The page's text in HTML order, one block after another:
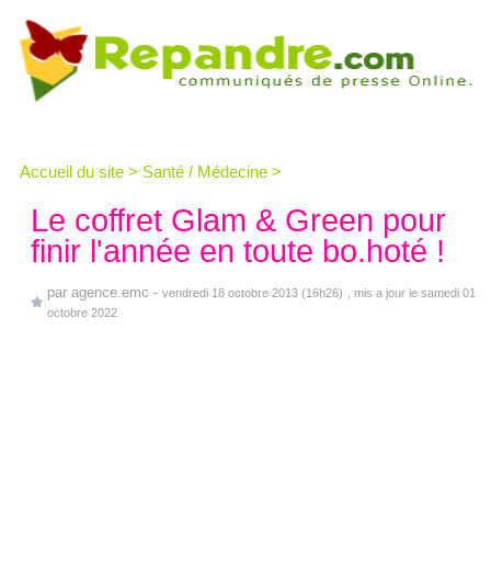
Accueil du site > Santé / Médecine >
Le coffret Glam & Green pour
finir l'année en toute bo.hoté !
par agence.emc - vendredi 18 octobre 2013 (16h26)
, mis a jour le samedi 01
octobre 2022